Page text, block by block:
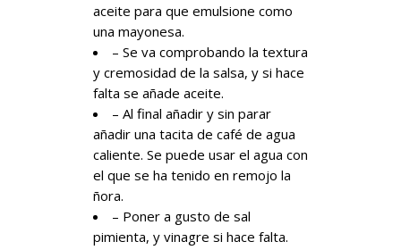
aceite para que emulsione como
una mayonesa.
– Se va comprobando la textura
y cremosidad de la salsa, y si hace
falta se añade aceite.
– Al final añadir y sin parar
añadir una tacita de café de agua
caliente. Se puede usar el agua con
el que se ha tenido en remojo la
ñora.
– Poner a gusto de sal
pimienta, y vinagre si hace falta.